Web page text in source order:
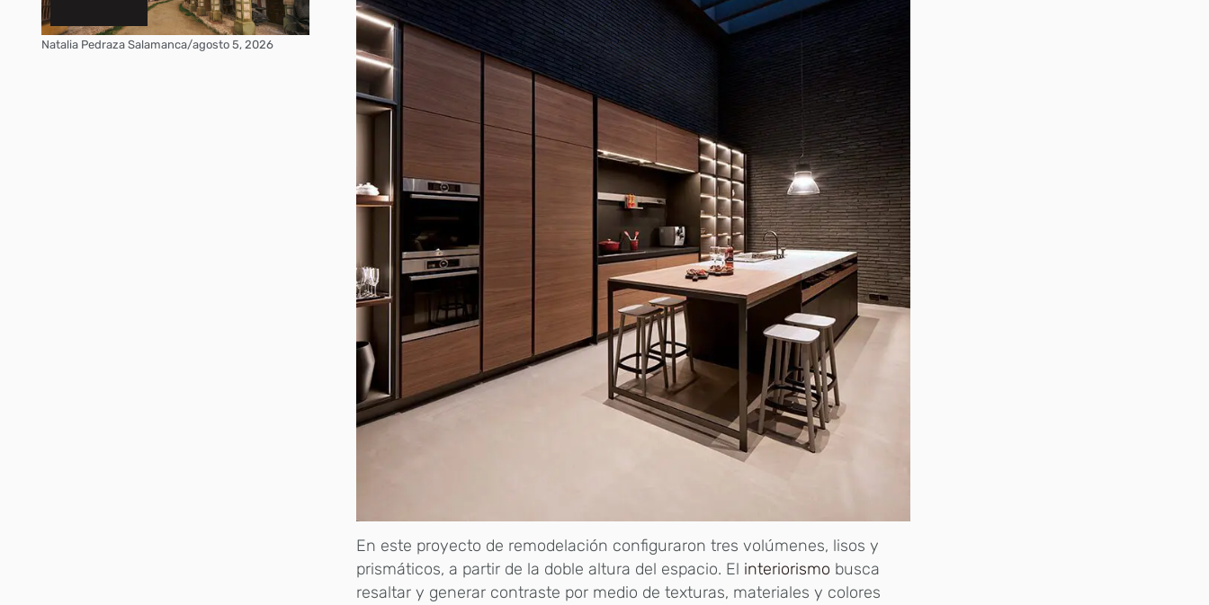
Natalia Pedraza Salamanca/agosto 5, 2026
En este proyecto de remodelación configuraron tres volúmenes, lisos y
prismáticos, a partir de la doble altura del espacio. El interiorismo busca
resaltar y generar contraste por medio de texturas, materiales y colores